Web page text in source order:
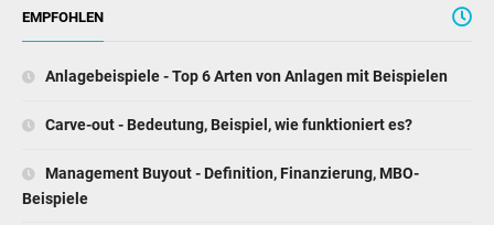
EMPFOHLEN
Anlagebeispiele - Top 6 Arten von Anlagen mit Beispielen
Carve-out - Bedeutung, Beispiel, wie funktioniert es?
Management Buyout - Definition, Finanzierung, MBO-
Beispiele